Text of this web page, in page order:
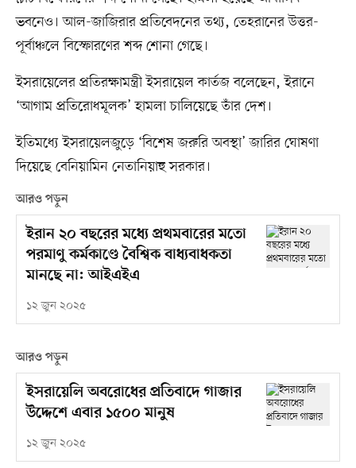
ভবনেও। আল-জাজিরার প্রতিবেদনের তথ্য, তেহরানের উত্তর-
পূর্বাঞ্চলে বিস্ফোরণের শব্দ শোনা গেছে।
ইসরায়েলের প্রতিরক্ষামন্ত্রী ইসরায়েল কার্তজ বলেছেন, ইরানে
‘আগাম প্রতিরোধমূলক’ হামলা চালিয়েছে তাঁর দেশ।
ইতিমধ্যে ইসরায়েলজুড়ে ‘বিশেষ জরুরি অবস্থা’ জারির ঘোষণা
দিয়েছে বেনিয়ামিন নেতানিয়াহু সরকার।
আরও পড়ুন
ইরান ২০ বছরের মধ্যে প্রথমবারের মতো
পরমাণু কর্মকাণ্ডে বৈশ্বিক বাধ্যবাধকতা
মানছে না: আইএইএ
১২ জুন ২০২৫
আরও পড়ুন
ইসরায়েলি অবরোধের প্রতিবাদে গাজার
উদ্দেশে এবার ১৫০০ মানুষ
১২ জুন ২০২৫